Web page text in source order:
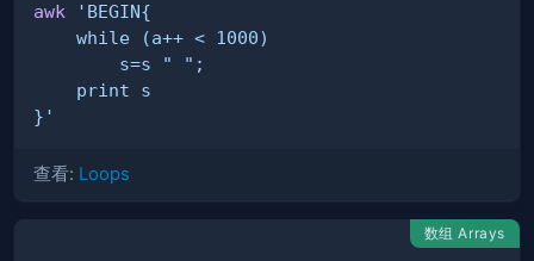
awk
}'
查看: Loops
数组 Arrays